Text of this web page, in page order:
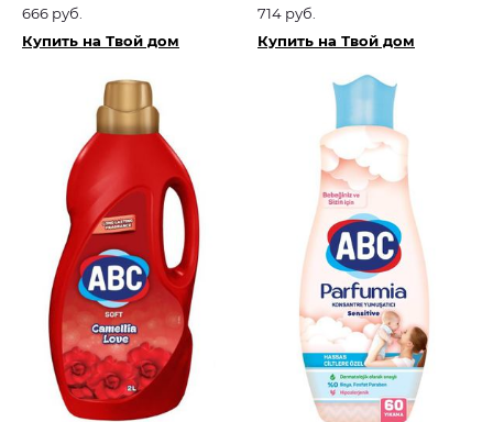
666 руб.
Купить на Твой дом
714 руб.
Купить на Твой дом